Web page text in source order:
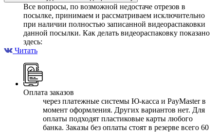
Все вопросы, по возможной недостаче отрезов в
посылке, принимаем и рассматриваем исключительно
при наличии полностью записанной видеораспаковки
данной посылки. Как делать видеораспаковку показано
здесь:
Читать
Оплата заказов
через платежные системы Ю-касса и PayMaster в
момент оформления. Других вариантов нет. Для
оплаты подходят пластиковые карты любого
банка. Заказы без оплаты стоят в резерве всего 60